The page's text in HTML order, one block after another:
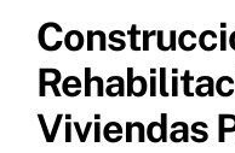
Viviendas